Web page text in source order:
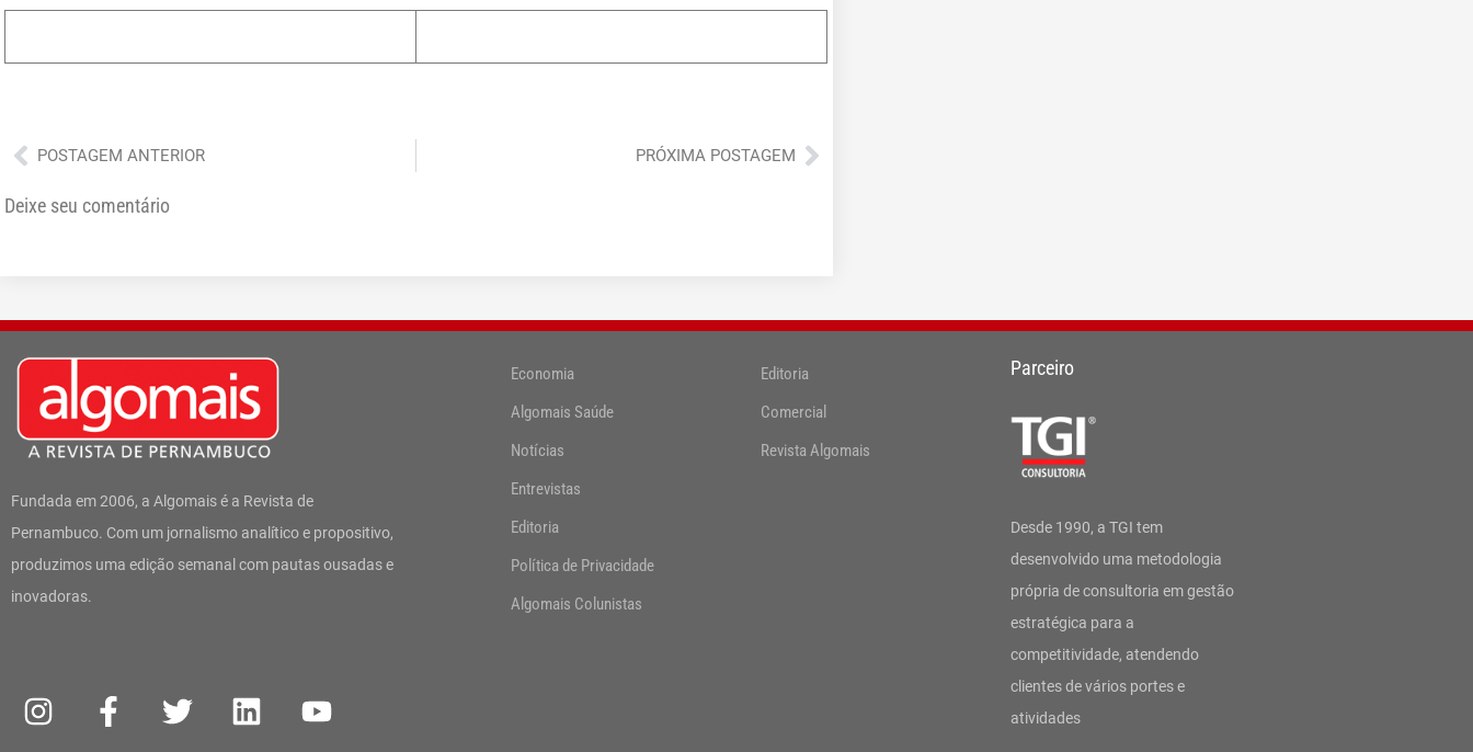
Anterior
POSTAGEM ANTERIOR PRÓXIMA POSTAGEMPróximo
Deixe seu comentário
Fundada em 2006, a Algomais é a Revista de
Pernambuco. Com um jornalismo analítico e propositivo,
produzimos uma edição semanal com pautas ousadas e
inovadoras.
n
s
a
c
w
i
n
o
h
a
Economia
Algomais Saúde
Notícias
Entrevistas
Editoria
Política de Privacidade
Algomais Colunistas
Editoria
Comercial
Revista Algomais
Parceiro
Desde 1990, a TGI tem
desenvolvido uma metodologia
própria de consultoria em gestão
estratégica para a
competitividade, atendendo
clientes de vários portes e
atividades